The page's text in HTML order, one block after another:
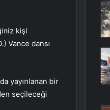
kişi
Vance dansı
yayınlanan bir
seçileceği